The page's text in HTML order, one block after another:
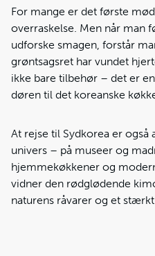
For mange er det første
overraskelse. Men når man
udforske smagen, forstår
grøntsagsret har vundet
ikke bare tilbehør – det er
døren til det koreanske
At rejse til Sydkorea er
univers – på museer og
hjemmekøkkener og
vidner den rødglødende
naturens råvarer og et